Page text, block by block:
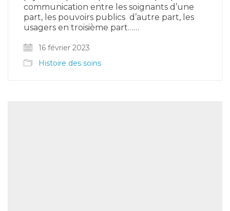
communication entre les soignants d’une
part, les pouvoirs publics d’autre part, les
usagers en troisième part……
16 février 2023
Histoire des soins